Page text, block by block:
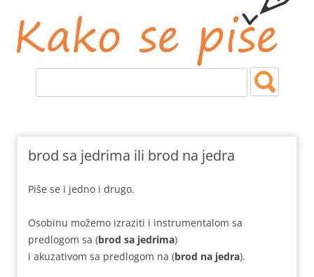
brod sa jedrima ili brod na jedra
Piše se i jedno i drugo.
Osobinu možemo izraziti i instrumentalom sa
predlogom sa (brod sa jedrima)
i akuzativom sa predlogom na (brod na jedra).